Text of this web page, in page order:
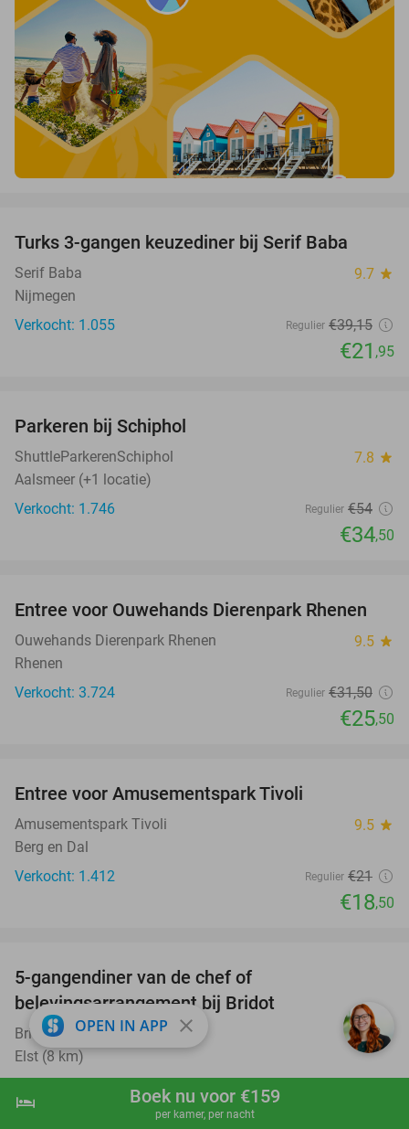
shopping_cart Boek nu
hotel Boek nu voor €159
per kamer, per nacht
Turks 3-gangen keuzediner bij Serif Baba
Serif Baba 9.7 star
Nijmegen
Verkocht: 1.055
Regulier €39,15
€21 ,95
Parkeren bij Schiphol
ShuttleParkerenSchiphol 7.8 star
Aalsmeer (+1 locatie)
Verkocht: 1.746
Regulier €54
€34,50
19%
Entree voor Ouwehands Dierenpark Rhenen
Ouwehands Dierenpark Rhenen 9.5 star
Rhenen
Verkocht: 3.724
Regulier €31,50
€25,50
Entree voor Amusementspark Tivoli
Amusementspark Tivoli 9.5 star
Berg en Dal
Verkocht: 1.412
Regulier €21
€18,50
5-gangendiner van de chef of
belevingsarrangement bij Bridot
Bridot 9.9star
Elst (8 km)
OPEN IN APP close